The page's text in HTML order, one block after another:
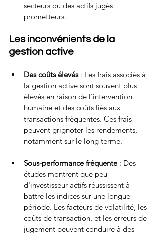
secteurs ou des actifs jugés
prometteurs.
Les inconvénients de la
gestion active
Des coûts élevés : Les frais associés à
la gestion active sont souvent plus
élevés en raison de l’intervention
humaine et des coûts liés aux
transactions fréquentes. Ces frais
peuvent grignoter les rendements,
notamment sur le long terme.
Sous-performance fréquente : Des
études montrent que peu
d'investisseur actifs réussissent à
battre les indices sur une longue
période. Les facteurs de volatilité, les
coûts de transaction, et les erreurs de
jugement peuvent conduire à des